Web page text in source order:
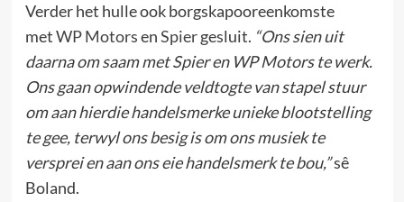
Verder het hulle ook borgskapooreenkomste
metWP MotorsenSpiergesluit. “Ons sien uit
daarna om saam met Spier en WP Motors te werk.
Ons gaan opwindende veldtogte van stapel stuur
om aan hierdie handelsmerke unieke blootstelling
te gee, terwyl ons besig is om ons musiek te
versprei en aan ons eie handelsmerk te bou,”sê
Boland.